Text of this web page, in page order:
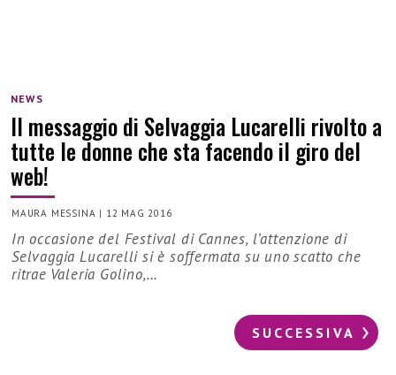
NEWS
Il messaggio di Selvaggia Lucarelli rivolto a
tutte le donne che sta facendo il giro del
web!
MAURA MESSINA | 12 MAG 2016
In occasione del Festival di Cannes, l’attenzione di
Selvaggia Lucarelli si è soffermata su uno scatto che
ritrae Valeria Golino,…
SUCCESSIVA